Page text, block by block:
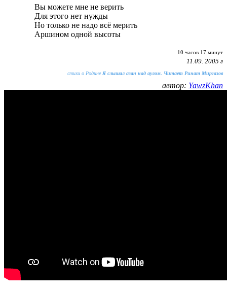
Вы можете мне не верить
Для этого нет нужды
Но только не надо всё мерить
Аршином одной высоты
10 часов 17 минут
11.09. 2005 г
стихи о Родине Я слышал азан над аулом. Читает Ринат Миргазов
автор: YawzKhan